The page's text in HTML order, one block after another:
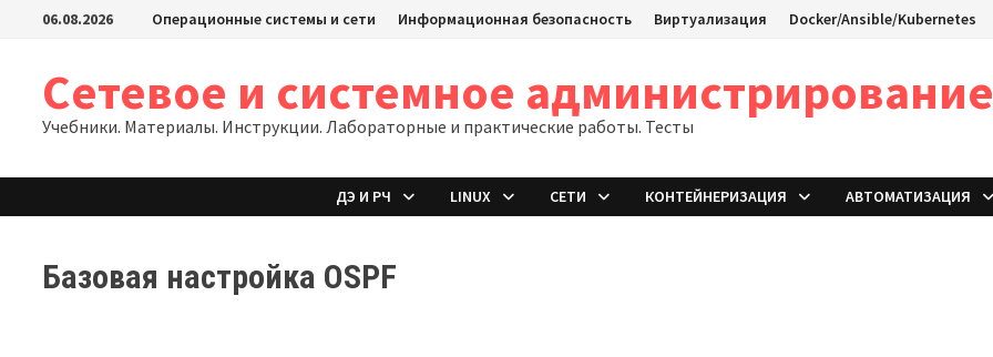
Перейти06.08.2026 Операционные системы и сети Информационная безопасность Виртуализация Docker/Ansible/Kubernetes
Сетевое и системное администрирование
Учебники. Материалы. Инструкции. Лабораторные и практические работы. Тесты
ДЭ И РЧ LINUX СЕТИ КОНТЕЙНЕРИЗАЦИЯ АВТОМАТИЗАЦИЯ
Базовая настройка OSPF